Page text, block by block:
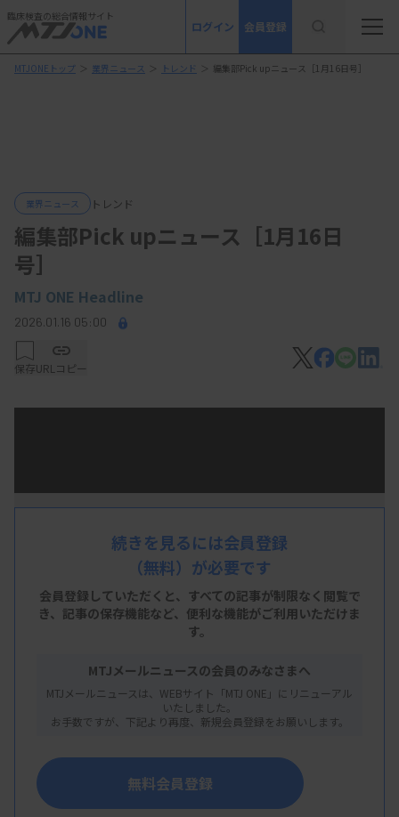
臨床検査の総合情報サイト
ログイン 会員登録
MTJONEトップ ＞ 業界ニュース ＞ トレンド ＞ 編集部Pick upニュース［1月16日号］
業界ニュース トレンド
編集部Pick upニュース［1月16日
号］
MTJ ONE Headline
2026.01.16 05:00
保存URLコピー
の隙間時間にサッとチェックできます。リニューア
ルにあわせ、AI音声の読み上げ機能もパワーアッ
プ！ 耳だけで最新情報をキャッチし、多忙な毎日
でも無理なくニュースに触れられます。
続きを見るには会員登録
（無料）が必要です
会員登録していただくと、すべての記事が制限なく閲覧で
き、 記事の保存機能など、便利な機能がご利用いただけま
す。
MTJメールニュースの会員のみなさまへ
MTJメールニュースは、WEBサイト「MTJ ONE」にリニューアル
いたしました。
お手数ですが、下記より再度、新規会員登録をお願いします。
無料会員登録